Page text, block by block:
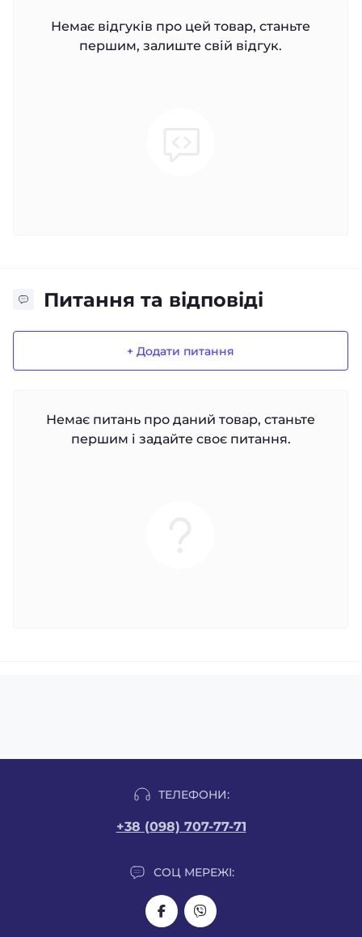
Немає відгуків про цей товар, станьте
першим, залиште свій відгук.
Питання та відповіді
+ Додати питання
Немає питань про даний товар, станьте
першим і задайте своє питання.
ТЕЛЕФОНИ:
+38 (098) 707-77-71
СОЦ МЕРЕЖІ: